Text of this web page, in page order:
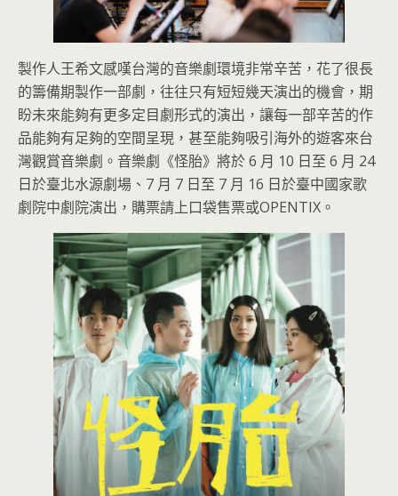
製作人王希文感嘆台灣的音樂劇環境非常辛苦，花了很長
的籌備期製作一部劇，往往只有短短幾天演出的機會，期
盼未來能夠有更多定目劇形式的演出，讓每一部辛苦的作
品能夠有足夠的空間呈現，甚至能夠吸引海外的遊客來台
灣觀賞音樂劇。音樂劇《怪胎》將於 6 月 10 日至 6 月 24
日於臺北水源劇場、7 月 7 日至 7 月 16 日於臺中國家歌
劇院中劇院演出，購票請上口袋售票或OPENTIX。